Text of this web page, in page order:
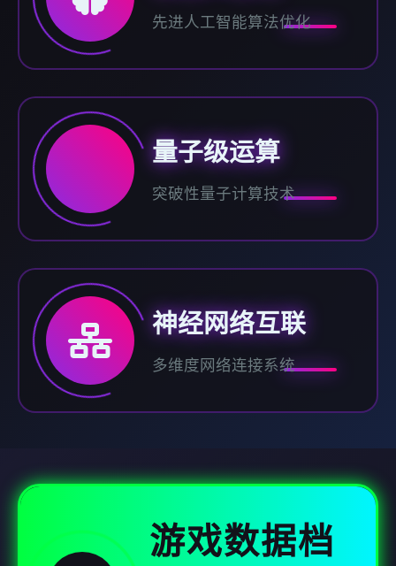
先进人工智能算法优化
量子级运算
突破性量子计算技术
神经网络互联
多维度网络连接系统
游戏数据档